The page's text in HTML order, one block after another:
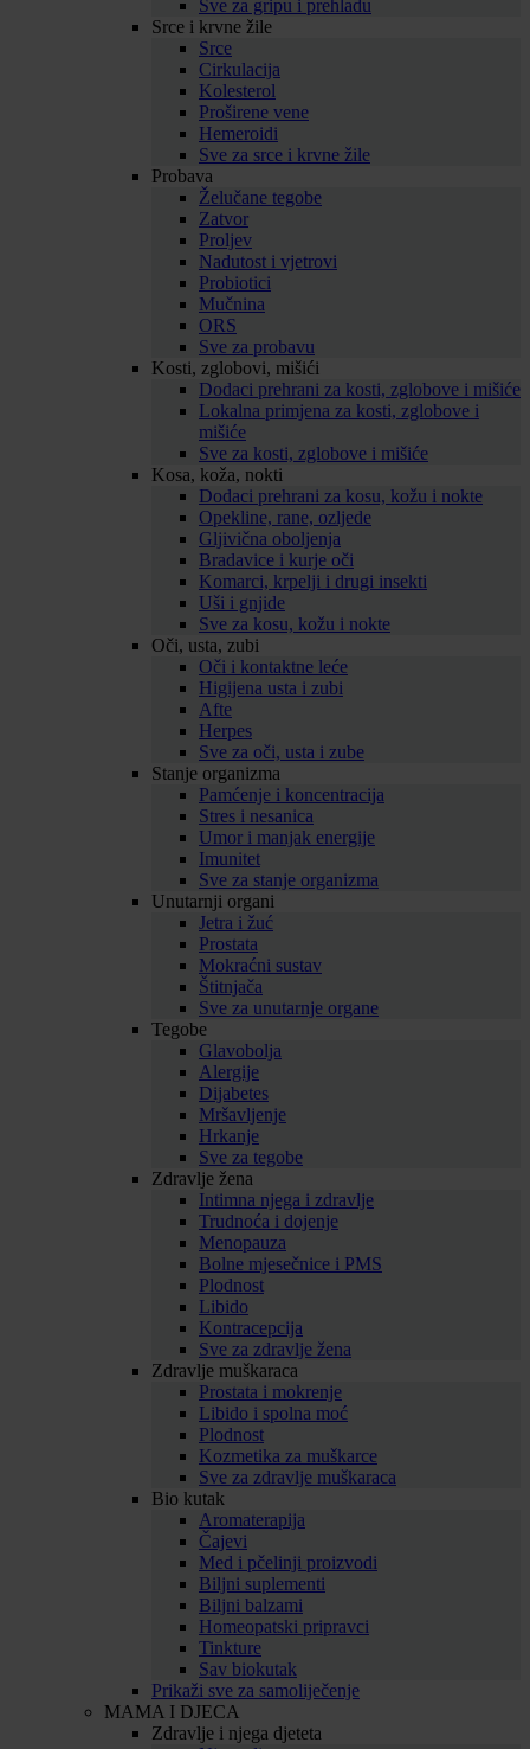
Sve za gripu i prehladu
Srce i krvne žile
Srce
Cirkulacija
Kolesterol
Proširene vene
Hemeroidi
Sve za srce i krvne žile
Probava
Želučane tegobe
Zatvor
Proljev
Nadutost i vjetrovi
Probiotici
Mučnina
ORS
Sve za probavu
Kosti, zglobovi, mišići
Dodaci prehrani za kosti, zglobove i mišiće
Lokalna primjena za kosti, zglobove i
mišiće
Sve za kosti, zglobove i mišiće
Kosa, koža, nokti
Dodaci prehrani za kosu, kožu i nokte
Opekline, rane, ozljede
Gljivična oboljenja
Bradavice i kurje oči
Komarci, krpelji i drugi insekti
Uši i gnjide
Sve za kosu, kožu i nokte
Oči, usta, zubi
Oči i kontaktne leće
Higijena usta i zubi
Afte
Herpes
Sve za oči, usta i zube
Stanje organizma
Pamćenje i koncentracija
Stres i nesanica
Umor i manjak energije
Imunitet
Sve za stanje organizma
Unutarnji organi
Jetra i žuć
Prostata
Mokraćni sustav
Štitnjača
Sve za unutarnje organe
Tegobe
Glavobolja
Alergije
Dijabetes
Mršavljenje
Hrkanje
Sve za tegobe
Zdravlje žena
Intimna njega i zdravlje
Trudnoća i dojenje
Menopauza
Bolne mjesečnice i PMS
Plodnost
Libido
Kontracepcija
Sve za zdravlje žena
Zdravlje muškaraca
Prostata i mokrenje
Libido i spolna moć
Plodnost
Kozmetika za muškarce
Sve za zdravlje muškaraca
Bio kutak
Aromaterapija
Čajevi
Med i pčelinji proizvodi
Biljni suplementi
Biljni balzami
Homeopatski pripravci
Tinkture
Sav biokutak
Prikaži sve za samoliječenje
MAMA I DJECA
Zdravlje i njega djeteta